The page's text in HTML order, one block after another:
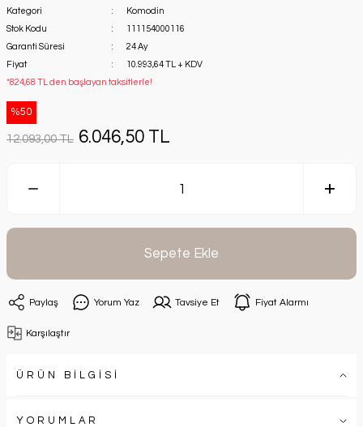
Kategori
Komodin
Stok Kodu
111154000116
Garanti Süresi
24 Ay
Fiyat
10.993,64 TL + KDV
*824,68 TL den başlayan taksitlerle!
%50
12.093,00 TL 6.046,50 TL
Sepete Ekle
Paylaş Yorum Yaz Tavsiye Et Fiyat Alarmı
Karşılaştır
ÜRÜN BİLGİSİ
YORUMLAR